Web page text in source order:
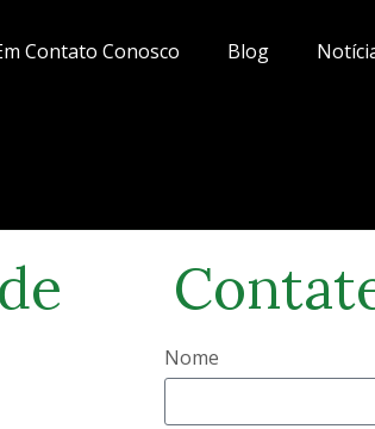
Contato Conosco Blog
Nome